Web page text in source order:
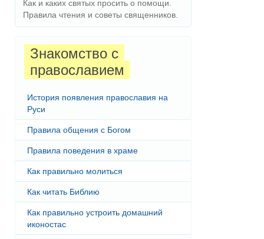
Как и каких святых просить о помощи.
Правила чтения и советы священников.
Знакомство с
православием
История появления православия на
Руси
Правила общения с Богом
Правила поведения в храме
Как правильно молиться
Как читать Библию
Как правильно устроить домашний
иконостас